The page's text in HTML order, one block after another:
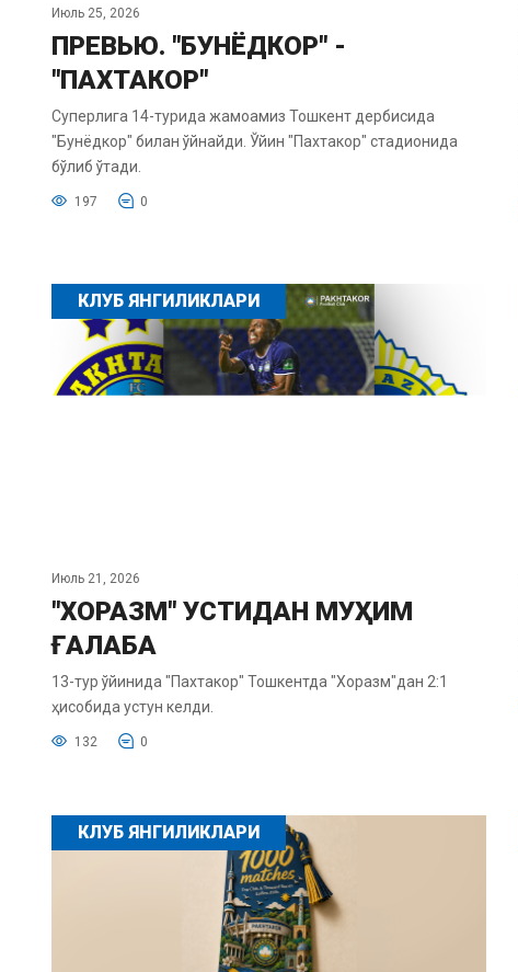
Июль 25, 2026
ПРЕВЬЮ. "БУНЁДКОР" -
"ПАХТАКОР"
Суперлига 14-турида жамоамиз Тошкент дербисида
"Бунёдкор" билан ўйнайди. Ўйин "Пахтакор" стадионида
бўлиб ўтади.
197 0
КЛУБ ЯНГИЛИКЛАРИ
Июль 21, 2026
"ХОРАЗМ" УСТИДАН МУҲИМ
ҒАЛАБА
13-тур ўйинида "Пахтакор" Тошкентда "Хоразм"дан 2:1
ҳисобида устун келди.
132 0
КЛУБ ЯНГИЛИКЛАРИ